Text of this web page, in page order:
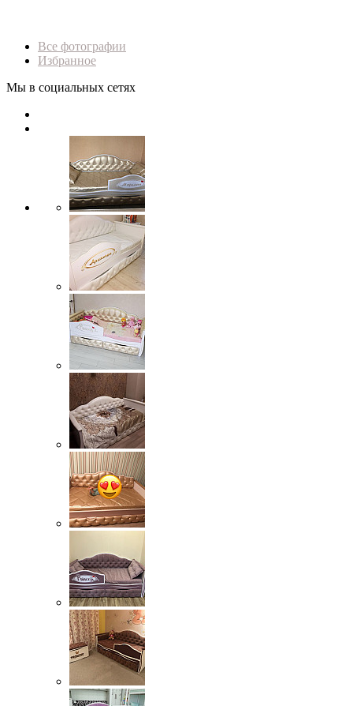
Все фотографии
Избранное
Мы в социальных сетях